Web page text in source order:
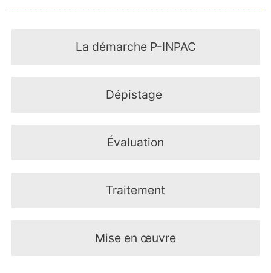
La démarche P-INPAC
Dépistage
Évaluation
Traitement
Mise en œuvre